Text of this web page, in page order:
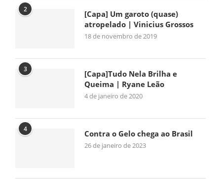
2
[Capa] Um garoto (quase)
atropelado | Vinicius Grossos
18 de novembro de 2019
3
[Capa]Tudo Nela Brilha e
Queima | Ryane Leão
4 de janeiro de 2020
4 Contra o Gelo chega ao Brasil
26 de janeiro de 2023